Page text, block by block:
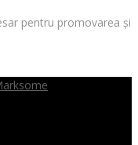
pentru promovarea și